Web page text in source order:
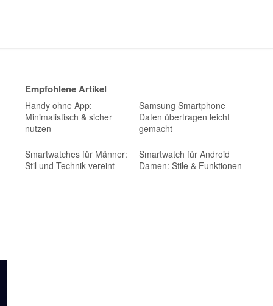
Empfohlene Artikel
Handy ohne App:
Minimalistisch & sicher
nutzen
Samsung Smartphone
Daten übertragen leicht
gemacht
Smartwatches für Männer:
Stil und Technik vereint
Smartwatch für Android
Damen: Stile & Funktionen